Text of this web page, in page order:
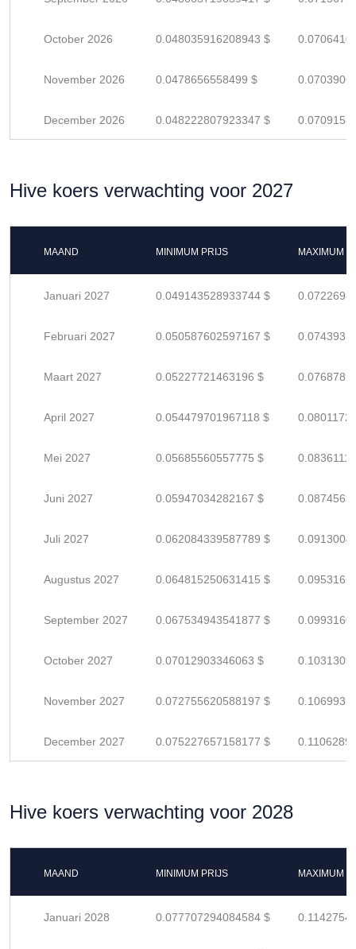
October 2026 0.048035916208943 $
November 2026 0.0478656558499 $
December 2026 0.048222807923347 $
Hive koers verwachting voor 2027
MAAND MINIMUM PRIJS MAXIMUM
Januari 2027 0.049143528933744 $
Februari 2027 0.050587602597167 $
Maart 2027 0.05227721463196 $
April 2027 0.054479701967118 $
Mei 2027 0.05685560557775 $
Juni 2027 0.05947034282167 $
Juli 2027 0.062084339587789 $
Augustus 2027 0.064815250631415 $
September 2027 0.067534943541877 $
October 2027 0.07012903346063 $
November 2027 0.072755620588197 $
December 2027 0.075227657158177 $
Hive koers verwachting voor 2028
MAAND MINIMUM PRIJS MAXIMUM
Januari 2028 0.077707294084584 $